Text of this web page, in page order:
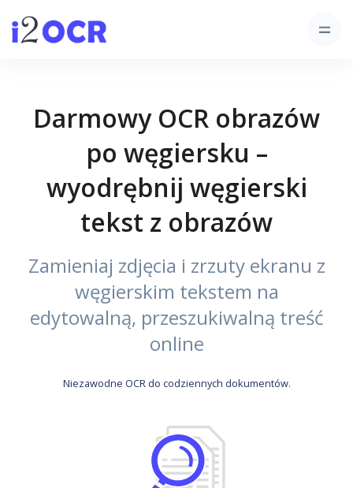
Darmowy OCR obrazów
po węgiersku –
wyodrębnij węgierski
tekst z obrazów
Zamieniaj zdjęcia i zrzuty ekranu z
węgierskim tekstem na
edytowalną, przeszukiwalną treść
online
Niezawodne OCR do codziennych dokumentów.